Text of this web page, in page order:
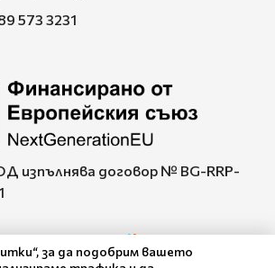
573 3231
изпълнява договор № BG-RRP-
за да подобрим вашето